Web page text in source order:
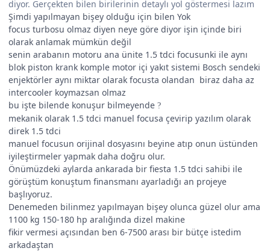
diyor. Gerçekten bilen birilerinin detaylı yol göstermesi lazım
Şimdi yapılmayan bişey olduğu için bilen Yok
focus turbosu olmaz diyen neye göre diyor işin içinde biri
olarak anlamak mümkün değil
senin arabanın motoru ana ünite 1.5 tdci focusunki ile aynı
blok piston krank komple motor içi yakıt sistemi Bosch sendeki
enjektörler aynı miktar olarak focusta olandan biraz daha az
intercooler koymazsan olmaz
bu işte bilende konuşur bilmeyende ?
mekanik olarak 1.5 tdci manuel focusa çevirip yazılım olarak
direk 1.5 tdci
manuel focusun orijinal dosyasını beyine atıp onun üstünden
iyileştirmeler yapmak daha doğru olur.
Önümüzdeki aylarda ankarada bir fiesta 1.5 tdci sahibi ile
görüştüm konuştum finansmanı ayarladığı an projeye
başlıyoruz.
Denemeden bilinmez yapılmayan bişey olunca güzel olur ama
1100 kg 150-180 hp aralığında dizel makine
fikir vermesi açısından ben 6-7500 arası bir bütçe istedim
arkadaştan